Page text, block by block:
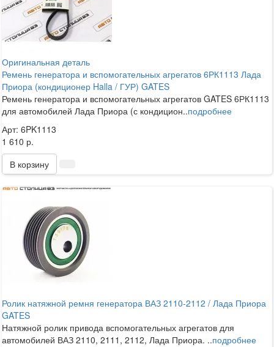
Оригинальная деталь
Ремень генератора и вспомогательных агрегатов 6РК1113 Лада
Приора (кондиционер Halla / ГУР) GATES
Ремень генератора и вспомогательных агрегатов GATES 6РК1113
для автомобилей Лада Приора (с кондицион..подробнее
Арт: 6PK1113
1 610 р.
В корзину
Ролик натяжной ремня генератора ВАЗ 2110-2112 / Лада Приора
GATES
Натяжной ролик привода вспомогательных агрегатов для
автомобилей ВАЗ 2110, 2111, 2112, Лада Приора. ..подробнее